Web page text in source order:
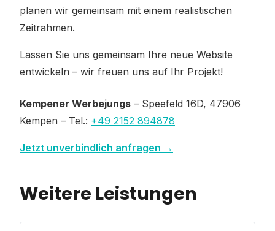
planen wir gemeinsam mit einem realistischen
Zeitrahmen.
Lassen Sie uns gemeinsam Ihre neue Website
entwickeln – wir freuen uns auf Ihr Projekt!
Kempener Werbejungs – Speefeld 16D, 47906
Kempen – Tel.: +49 2152 894878
Jetzt unverbindlich anfragen →
Weitere Leistungen